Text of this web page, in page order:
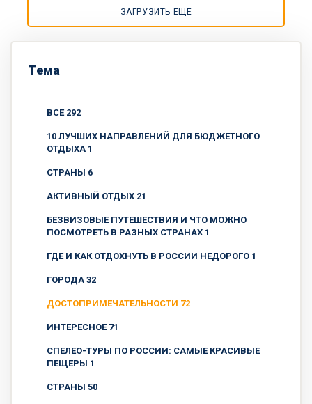
ЗАГРУЗИТЬ ЕЩЕ
Тема
ВСЕ 292
10 ЛУЧШИХ НАПРАВЛЕНИЙ ДЛЯ БЮДЖЕТНОГО
ОТДЫХА 1
CТРАНЫ 6
АКТИВНЫЙ ОТДЫХ 21
БЕЗВИЗОВЫЕ ПУТЕШЕСТВИЯ И ЧТО МОЖНО
ПОСМОТРЕТЬ В РАЗНЫХ СТРАНАХ 1
ГДЕ И КАК ОТДОХНУТЬ В РОССИИ НЕДОРОГО 1
ГОРОДА 32
ДОСТОПРИМЕЧАТЕЛЬНОСТИ 72
ИНТЕРЕСНОЕ 71
СПЕЛЕО-ТУРЫ ПО РОССИИ: САМЫЕ КРАСИВЫЕ
ПЕЩЕРЫ 1
СТРАНЫ 50